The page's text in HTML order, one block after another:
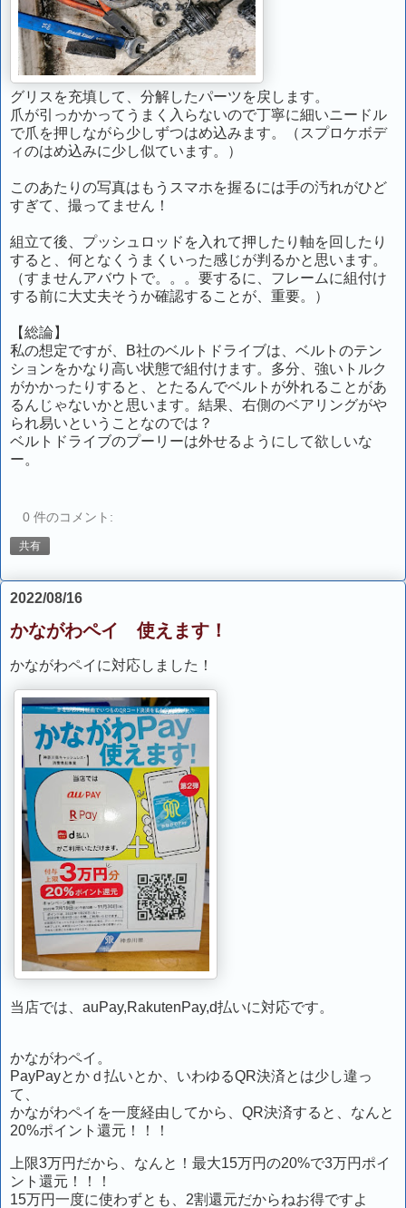
グリスを充填して、分解したパーツを戻します。
爪が引っかかってうまく入らないので丁寧に細いニードル
で爪を押しながら少しずつはめ込みます。（スプロケボデ
ィのはめ込みに少し似ています。）
このあたりの写真はもうスマホを握るには手の汚れがひど
すぎて、撮ってません！
組立て後、プッシュロッドを入れて押したり軸を回したり
すると、何となくうまくいった感じが判るかと思います。
（すませんアバウトで。。。要するに、フレームに組付け
する前に大丈夫そうか確認することが、重要。）
【総論】
私の想定ですが、B社のベルトドライブは、ベルトのテン
ションをかなり高い状態で組付けます。多分、強いトルク
がかかったりすると、とたるんでベルトが外れることがあ
るんじゃないかと思います。結果、右側のベアリングがや
られ易いということなのでは？
ベルトドライブのプーリーは外せるようにして欲しいな
ー。
0 件のコメント:
共有
2022/08/16
かながわペイ 使えます！
かながわペイに対応しました！
当店では、auPay,RakutenPay,d払いに対応です。
かながわペイ。
PayPayとかｄ払いとか、いわゆるQR決済とは少し違っ
て、
かながわペイを一度経由してから、QR決済すると、なんと
20%ポイント還元！！！
上限3万円だから、なんと！最大15万円の20%で3万円ポイ
ント還元！！！
15万円一度に使わずとも、2割還元だからねお得ですよ